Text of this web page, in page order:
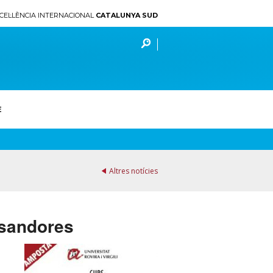
INTERNACIONAL CATALUNYA SUD
Altres notícies